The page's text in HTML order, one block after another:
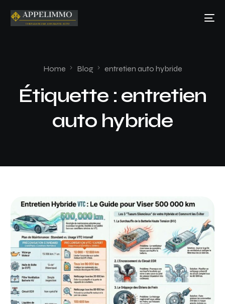
Home Blog entretien auto hybride
Étiquette : entretien
auto hybride